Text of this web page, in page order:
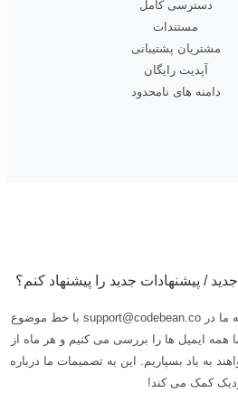
دسترسی کامل
مستندات
مشتریان پشتیبانی
آپدیت رایگان
دامنه های نامحدود
/ پیشنهادات جدید را پیشنهاد کنم؟
در این زمان شما می توانید به ما در support@codebean.co با خط موضوع
همه ایمیل ها را بررسی می کنیم و هر ماه از
به یاد بسپاریم. این به تصمیمات ما درباره
کمک می کند!